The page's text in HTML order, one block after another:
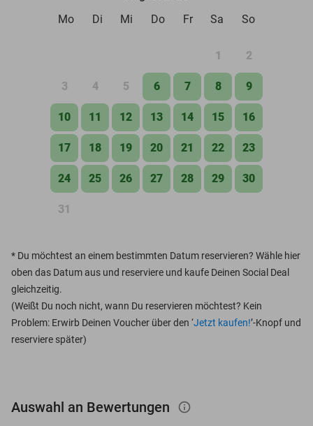
Mo
Di Mi Do Fr Sa So
1 2
3 4 5 6 7 8 9
10 11 12 13 14 15 16
17 18 19 20 21 22 23
24 25 26 27 28 29 30
31
* Du möchtest an einem bestimmten Datum reservieren? Wähle hier
oben das Datum aus und reserviere und kaufe Deinen Social Deal
gleichzeitig.
(Weißt Du noch nicht, wann Du reservieren möchtest? Kein
Problem: Erwirb Deinen Voucher über den ‘Jetzt kaufen!’-Knopf und
reserviere später)
Auswahl an Bewertungen info_outlined